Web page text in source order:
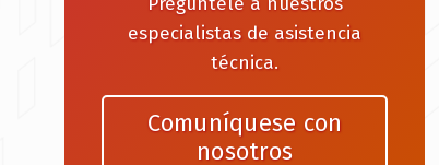
especialistas de asistencia
técnica.
Comuníquese con
nosotros